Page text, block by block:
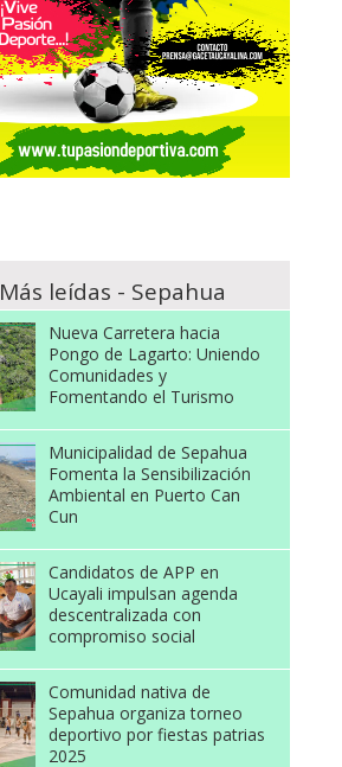
Más leídas - Sepahua
Nueva Carretera hacia
Pongo de Lagarto: Uniendo
Comunidades y
Fomentando el Turismo
Municipalidad de Sepahua
Fomenta la Sensibilización
Ambiental en Puerto Can
Cun
Candidatos de APP en
Ucayali impulsan agenda
descentralizada con
compromiso social
Comunidad nativa de
Sepahua organiza torneo
deportivo por fiestas patrias
2025